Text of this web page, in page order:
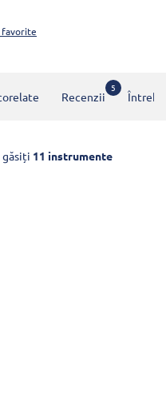
favorite
Recenzii
5
găsiți 11 instrumente